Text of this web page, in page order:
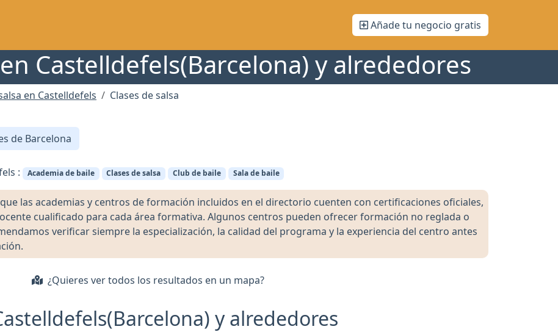
Añade tu negocio gratis
Castelldefels(Barcelona) y alrededores
en Castelldefels Clases de salsa
de Barcelona
: Academia de baile Clases de salsa Club de baile Sala de baile
las academias y centros de formación incluidos en el directorio cuenten con certificaciones oficiales,
cualificado para cada área formativa. Algunos centros pueden ofrecer formación no reglada o
verificar siempre la especialización, la calidad del programa y la experiencia del centro antes
¿Quieres ver todos los resultados en un mapa?
y alrededores